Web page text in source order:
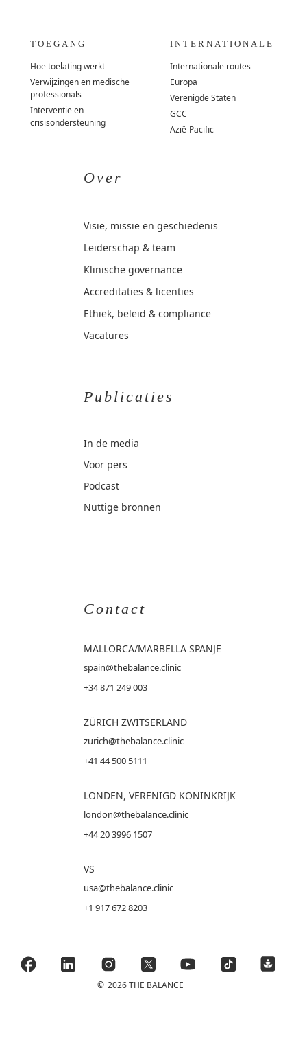
TOEGANG
Hoe toelating werkt
Verwijzingen en medische
professionals
Interventie en
crisisondersteuning
INTERNATIONALE
Internationale routes
Europa
Verenigde Staten
GCC
Azië-Pacific
Over
Visie, missie en geschiedenis
Leiderschap & team
Klinische governance
Accreditaties & licenties
Ethiek, beleid & compliance
Vacatures
Publicaties
In de media
Voor pers
Podcast
Nuttige bronnen
Contact
MALLORCA/MARBELLA SPANJE
spain@thebalance.clinic
+34 871 249 003
ZÜRICH ZWITSERLAND
zurich@thebalance.clinic
+41 44 500 5111
LONDEN, VERENIGD KONINKRIJK
london@thebalance.clinic
+44 20 3996 1507
VS
usa@thebalance.clinic
+1 917 672 8203
© 2026 THE BALANCE